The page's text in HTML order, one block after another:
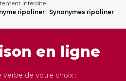
interdite
ripoliner| Synonymes ripoliner
en ligne
verbe de votre choix :